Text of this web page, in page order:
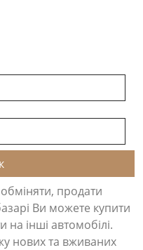
продати
Ви можете купити
на інші автомобілі.
нових та вживаних